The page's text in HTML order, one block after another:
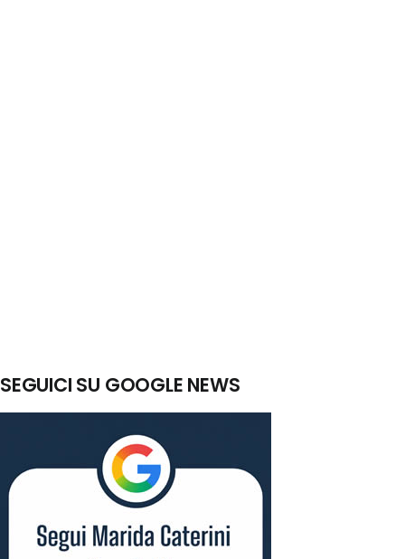
SEGUICI SU GOOGLE NEWS